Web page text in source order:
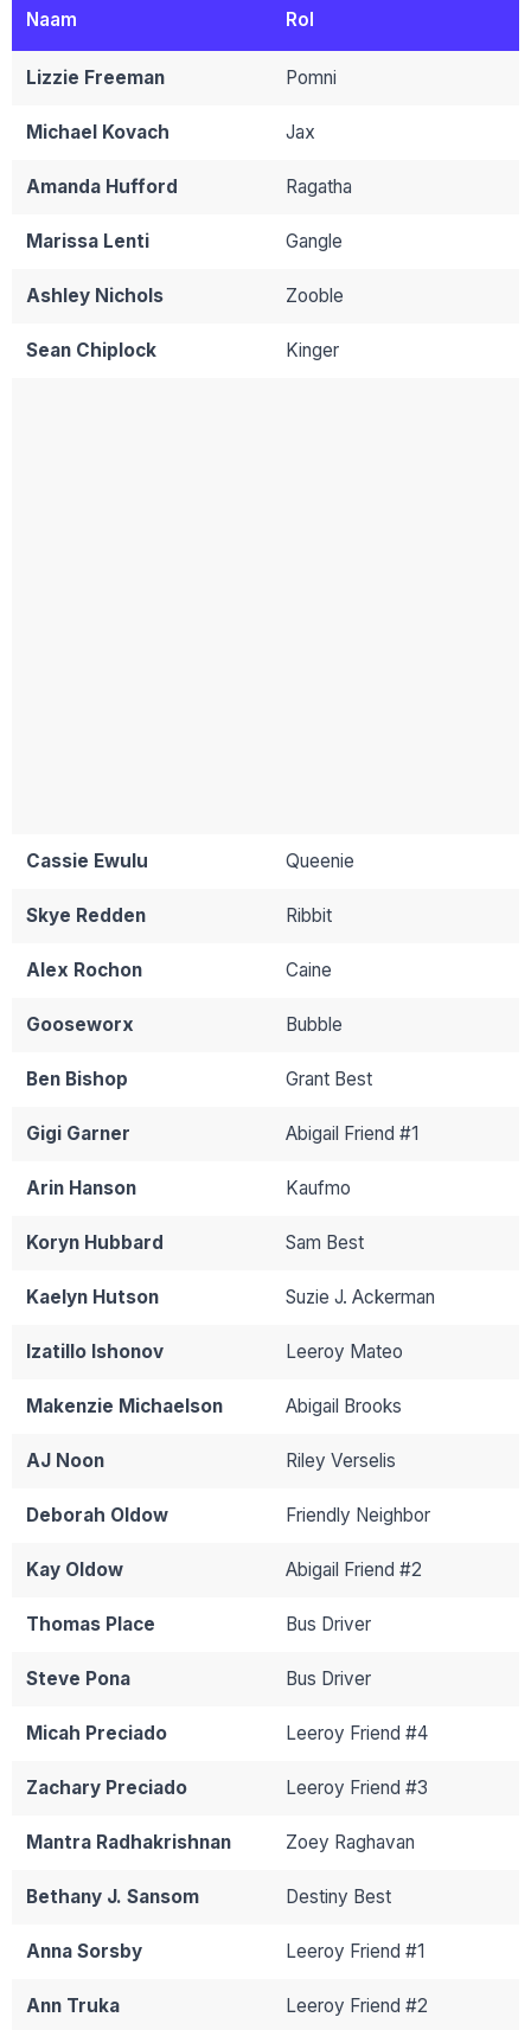
Naam Rol
Lizzie Freeman Pomni
Michael Kovach Jax
Amanda Hufford Ragatha
Marissa Lenti Gangle
Ashley Nichols Zooble
Sean Chiplock Kinger
Cassie Ewulu Queenie
Skye Redden Ribbit
Alex Rochon Caine
Gooseworx Bubble
Ben Bishop Grant Best
Gigi Garner Abigail Friend #1
Arin Hanson Kaufmo
Koryn Hubbard Sam Best
Kaelyn Hutson Suzie J. Ackerman
Izatillo Ishonov Leeroy Mateo
Makenzie Michaelson Abigail Brooks
AJ Noon Riley Verselis
Deborah Oldow Friendly Neighbor
Kay Oldow Abigail Friend #2
Thomas Place Bus Driver
Steve Pona Bus Driver
Micah Preciado Leeroy Friend #4
Zachary Preciado Leeroy Friend #3
Mantra Radhakrishnan Zoey Raghavan
Bethany J. Sansom Destiny Best
Anna Sorsby Leeroy Friend #1
Ann Truka Leeroy Friend #2